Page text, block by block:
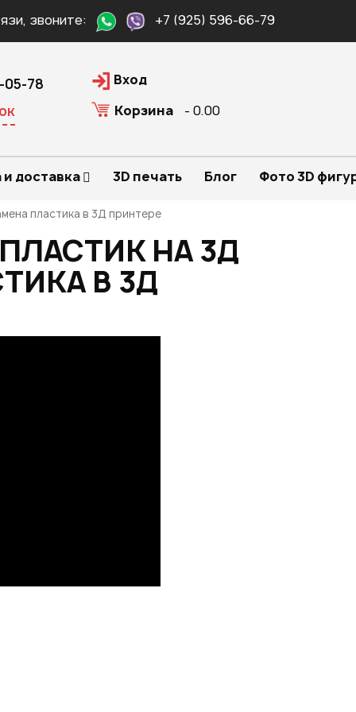
звоните: +7 (925) 596-66-79
05-78
Вход
Корзина
- 0.00
доставка 3D печать Блог Фото 3D
пластика в 3Д принтере
НА 3Д
В 3Д